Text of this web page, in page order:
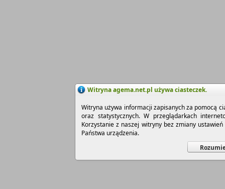
Witryna agema.net.pl używa ciasteczek.
Witryna używa informacji zapisanych za pomocą
oraz statystycznych. W przeglądarkach
Korzystanie z naszej witryny bez zmiany
Państwa urządzenia.